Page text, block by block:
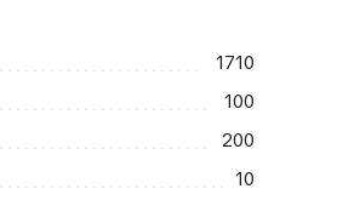
1710
100
200
10